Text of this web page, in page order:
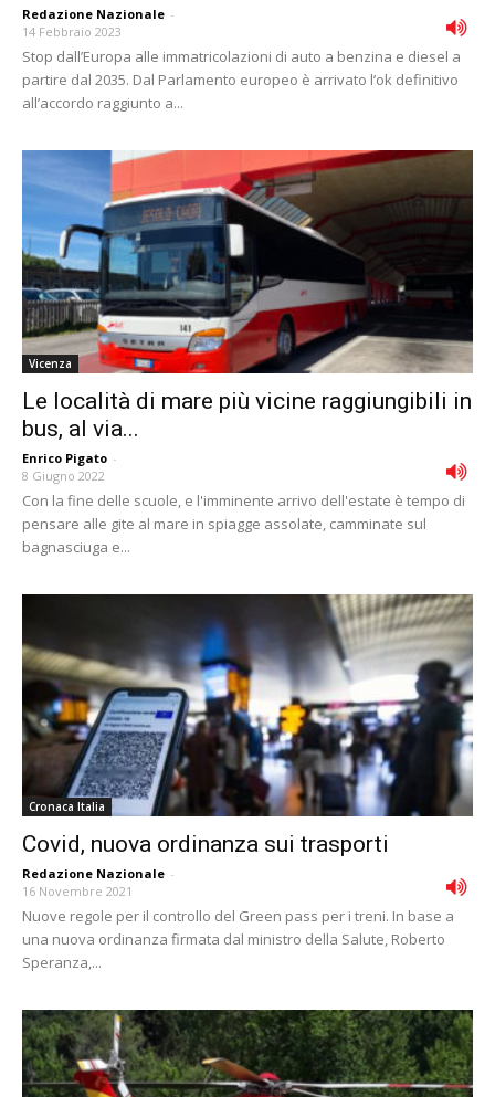
Redazione Nazionale -
14 Febbraio 2023
Stop dall’Europa alle immatricolazioni di auto a benzina e diesel a
partire dal 2035. Dal Parlamento europeo è arrivato l’ok definitivo
all’accordo raggiunto a...
Vicenza
Le località di mare più vicine raggiungibili in
bus, al via...
Enrico Pigato -
8 Giugno 2022
Con la fine delle scuole, e l'imminente arrivo dell'estate è tempo di
pensare alle gite al mare in spiagge assolate, camminate sul
bagnasciuga e...
Cronaca Italia
Covid, nuova ordinanza sui trasporti
Redazione Nazionale -
16 Novembre 2021
Nuove regole per il controllo del Green pass per i treni. In base a
una nuova ordinanza firmata dal ministro della Salute, Roberto
Speranza,...